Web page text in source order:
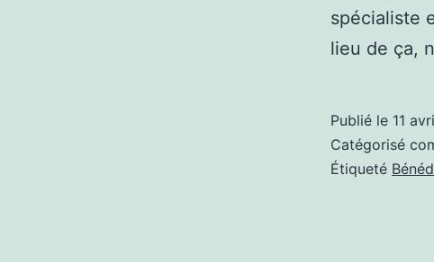
spécialiste
lieu de ça,
Publié le 11
Catégorisé
Étiqueté